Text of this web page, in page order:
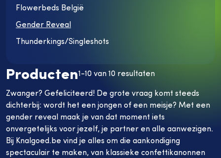
Gender
Thunderkings/Singleshots
Flowerbeds België
Gender Reveal
Thunderkings/Singleshots
Producten1-10 van 10 resultaten
Zwanger? Gefeliciteerd! De grote vraag komt steeds
dichterbij: wordt het een jongen of een meisje? Met een
gender reveal maak je van dat moment iets
onvergetelijks voor jezelf, je partner en alle aanwezigen.
Bij Knalgoed.be vind je alles om die aankondiging
spectaculair te maken, van klassieke confettikanonnen